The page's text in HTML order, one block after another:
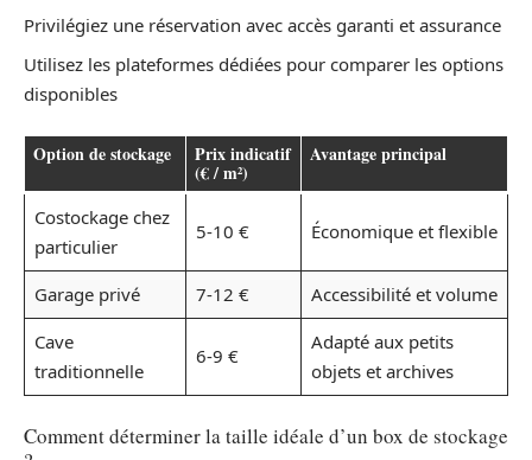
Privilégiez une réservation avec accès garanti et assurance
Utilisez les plateformes dédiées pour comparer les options
disponibles
Option de stockage Prix indicatif
(€ / m²)
Avantage principal
Costockage chez
particulier
5-10 € Économique et flexible
Garage privé 7-12 €
Accessibilité et volume
Cave
traditionnelle
6-9 €
Adapté aux petits
objets et archives
Comment déterminer la taille idéale d’un box de stockage